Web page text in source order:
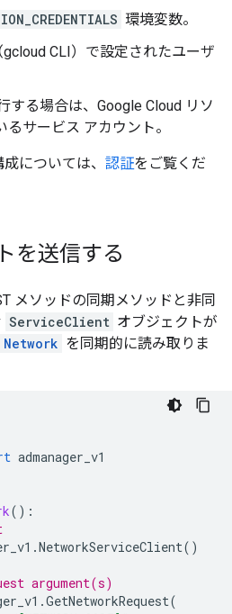
環境変数。
CLI）で設定されたユーザ
する場合は、Google Cloud リソ
サービス アカウント。
については、 認証をご覧くだ
を送信する
メソッドの同期メソッドと非同
ServiceClient オブジェクトが
Network を同期的に読み取りま
admanager_v1
():
.NetworkServiceClient()
argument(s)
.GetNetworkRequest(